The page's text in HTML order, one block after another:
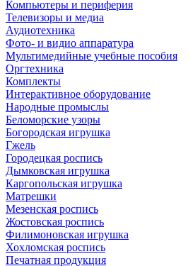
Компьютеры и периферия
Телевизоры и медиа
Аудиотехника
Фото- и видио аппаратура
Мультимедийные учебные пособия
Оргтехника
Комплекты
Интерактивное оборудование
Народные промыслы
Беломорские узоры
Богородская игрушка
Гжель
Городецкая роспись
Дымковская игрушка
Каргопольская игрушка
Матрешки
Мезенская роспись
Жостовская роспись
Филимоновская игрушка
Хохломская роспись
Печатная продукция